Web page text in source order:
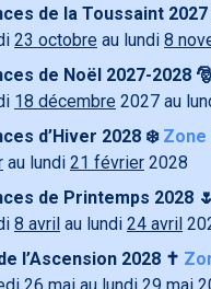
de la Toussaint 2027
23 octobre au lundi 8
de Noël 2027-2028 🎅
18 décembre 2027 au
d’Hiver 2028 ❄️ Zone
au lundi 21 février 2028
de Printemps 2028
8 avril au lundi 24 avril
l’Ascension 2028 ✝️